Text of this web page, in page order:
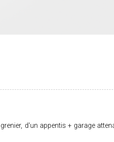
d'un appentis + garage